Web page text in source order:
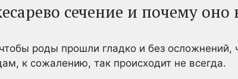
сечение и почему
роды прошли гладко и без осложнений,
к сожалению, так происходит не всегда.